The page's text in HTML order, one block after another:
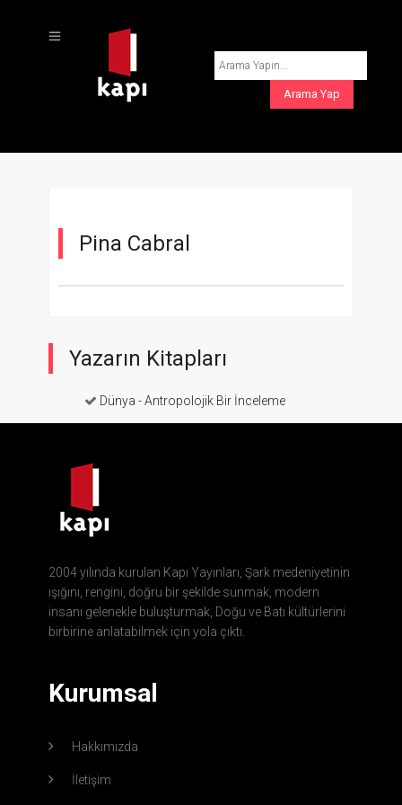
Pina Cabral
Yazarın Kitapları
Dünya - Antropolojik Bir İnceleme
2004 yılında kurulan Kapı Yayınları, Şark medeniyetinin
ışığını, rengini, doğru bir şekilde sunmak, modern
insanı gelenekle buluşturmak, Doğu ve Batı kültürlerini
birbirine anlatabilmek için yola çıktı.
Kurumsal
Hakkımızda
İletişim